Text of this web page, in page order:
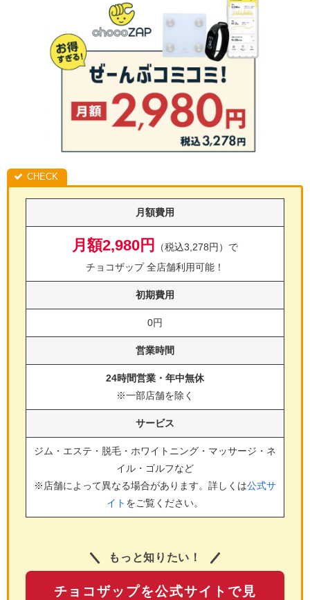
月額費用
月額2,980円
（税込3,278円）で
チョコザップ 全店舗利用可能！
初期費用
0円
営業時間
24時間営業・年中無休
※一部店舗を除く
サービス
ジム・エステ・脱毛・ホワイトニング・マッサージ・ネ
イル・ゴルフなど
※店舗によって異なる場合があります。詳しくは公式サ
イト をご覧ください。
もっと知りたい！
チョコザップを公式サイトで見